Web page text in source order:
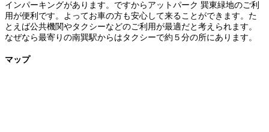
インパーキングがあります。ですからアットパーク 巽東緑地のご利
用が便利です。よってお車の方も安心して来ることができます。た
とえば公共機関やタクシーなどのご利用が最適だと考えられます。
なぜなら最寄りの南巽駅からはタクシーで約５分の所にあります。
マップ